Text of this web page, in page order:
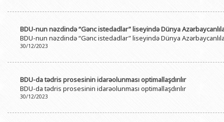
BDU-nun nəzdində “Gənc istedadlar” liseyində Dünya
BDU-nun nəzdində “Gənc istedadlar” liseyində Dünya
30/12/2023
BDU-da tədris prosesinin idarəolunması optimallaşdırılır
BDU-da tədris prosesinin idarəolunması optimallaşdırılır
30/12/2023